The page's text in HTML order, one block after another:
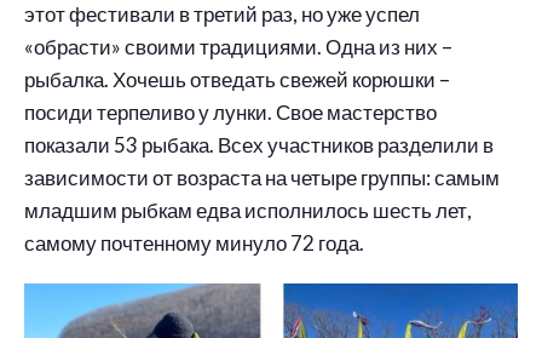
этот фестивали в третий раз, но уже успел
«обрасти» своими традициями. Одна из них –
рыбалка. Хочешь отведать свежей корюшки –
посиди терпеливо у лунки. Свое мастерство
показали 53 рыбака. Всех участников разделили в
зависимости от возраста на четыре группы: самым
младшим рыбкам едва исполнилось шесть лет,
самому почтенному минуло 72 года.